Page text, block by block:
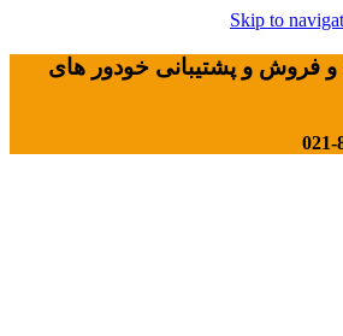
Skip to
و فروش و پشتیبانی خودور های